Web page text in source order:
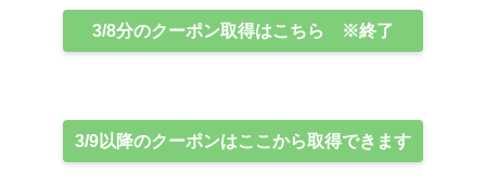
3/8分のクーポン取得はこちら ※終了
3/9以降のクーポンはここから取得できます